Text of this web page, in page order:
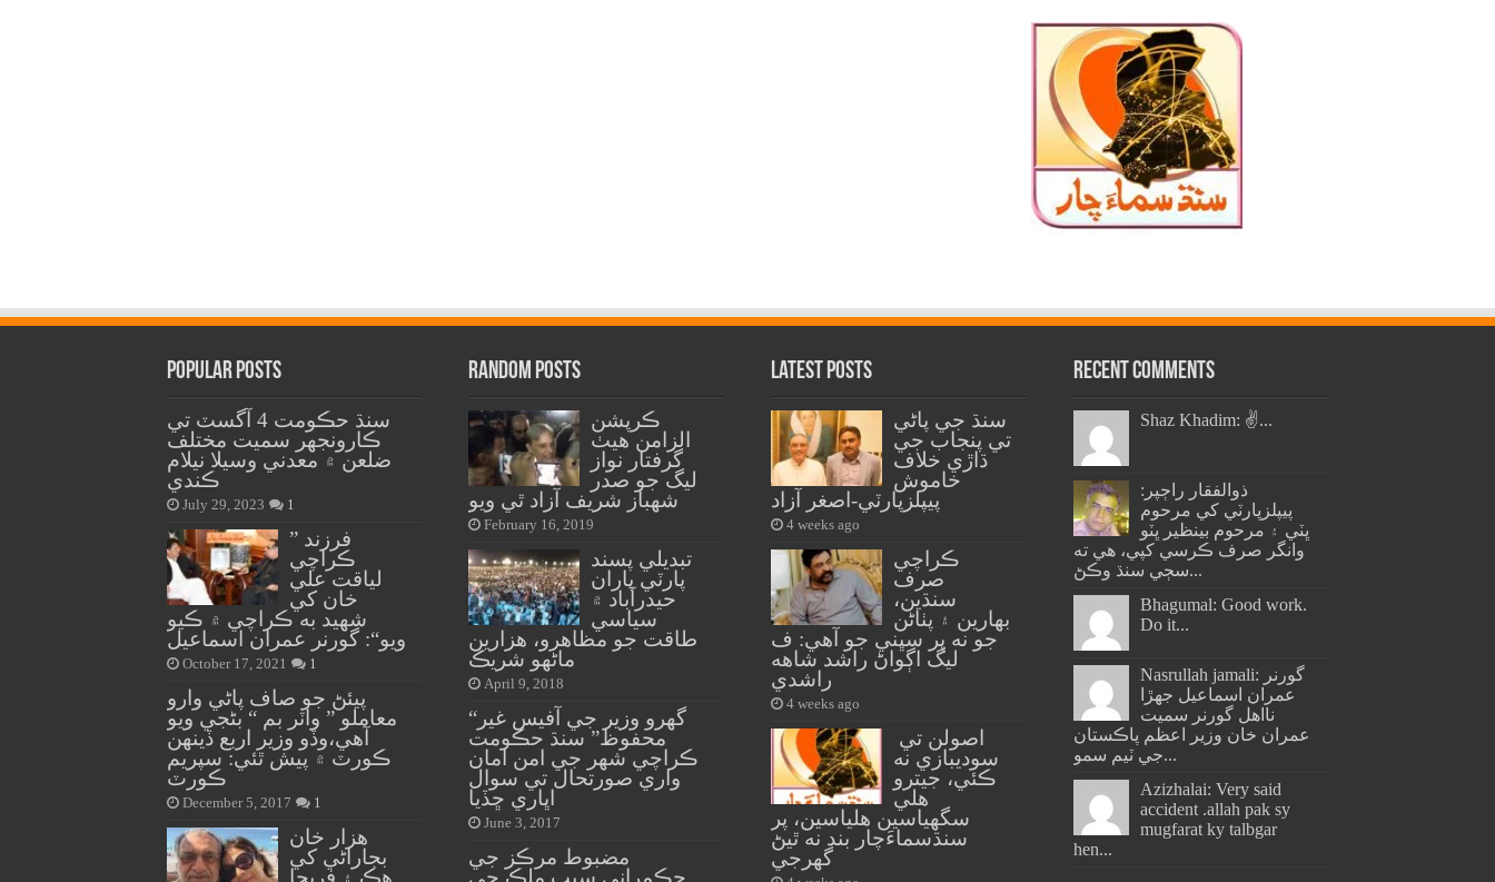
Popular Posts
سنڌ حڪومت 4 آگسٽ تي
ڪارونجهر سميت مختلف
ضلعن ۾ معدني وسيلا نيلام
ڪندي
July 29, 2023 1
” فرزند
ڪراچي
لياقت علي
خان کي
شهيد به ڪراچي ۾ ڪيو
ويو“: گورنر عمران اسماعيل
October 17, 2021 1
پيئڻ جو صاف پاڻي وارو
معاملو ” واٽر بم “ بڻجي ويو
آهي،وڏو وزير اربع ڏينهن
ڪورٽ ۾ پيش ٿئي: سپريم
ڪورٽ
December 5, 2017 1
هزار خان
بجاراڻي کي
هڪ ۽ فريحا
Random Posts
ڪرپشن
الزامن هيٺ
گرفتار نواز
ليگ جو صدر
شهباز شريف آزاد ٿي ويو
February 16, 2019
تبديلي پسند
پارٽي پاران
حيدرآباد ۾
سياسي
طاقت جو مظاهرو، هزارين
ماڻهو شريڪ
April 9, 2018
“گهرو وزير جي آفيس غير
محفوظ” سنڌ حڪومت
ڪراچي شهر جي امن امان
واري صورتحال تي سوال
اڀاري ڇڏيا
June 3, 2017
مضبوط مرڪز جي
حڪمراني سبب ملڪ جي
Latest Posts
سنڌ جي پاڻي
تي پنجاب جي
ڌاڙي خلاف
خاموش
پيپلزپارٽي-اصغر آزاد
4 weeks ago
ڪراچي
صرف
سنڌين،
بهارين ۽ پٺاڻن
جو نه پر سڀني جو آهي: ف
ليگ اڳواڻ راشد شاهه
راشدي
4 weeks ago
سوديبازي نه
ڪئي، جيترو
هلي
سگهياسين هلياسين، پر
سنڌسماءَچار بند نه ٿيڻ
گهرجي
Recent Comments
Shaz Khadim: ✌️...
ذوالفقار راڄپر:
پيپلزپارٽي کي مرحوم
ڀٽي ۽ مرحوم بينظير ڀٽو
وانگر صرف ڪرسي کپي، هي ته
سڄي سنڌ وڪڻ...
Bhagumal: Good work.
Do it...
Nasrullah jamali: گورنر
عمران اسماعيل جھڙا
نااهل گورنر سميت
عمران خان وزير اعظم پاڪستان
جي ٽيم سمو...
Azizhalai: Very said
accident .allah pak sy
mugfarat ky talbgar
hen...